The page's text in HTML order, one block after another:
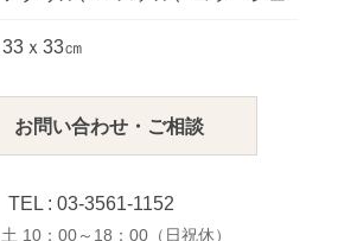
33ｘ33㎝
お問い合わせ・ご相談
TEL : 03-3561-1152
10：00～18：00（日祝休）